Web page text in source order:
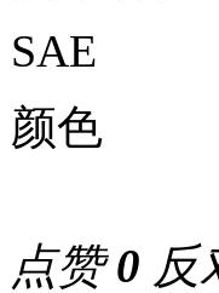
颜色
点赞0 反